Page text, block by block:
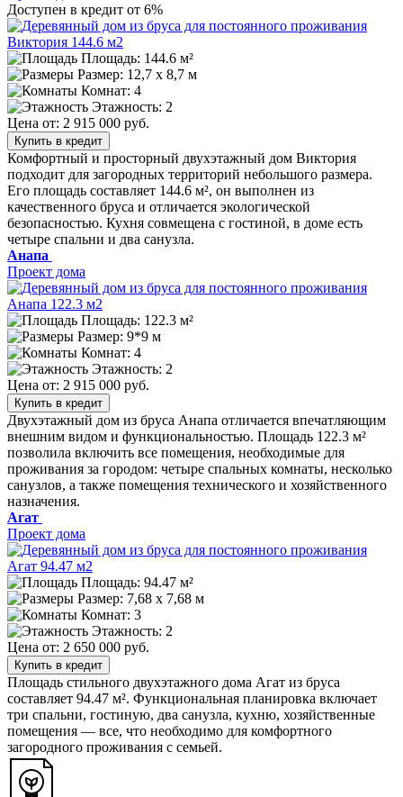
Доступен в кредит от 6%
Площадь: 144.6 м²
Размер: 12,7 х 8,7 м
Комнат: 4
Этажность: 2
Цена от: 2 915 000 руб.
Купить в кредит
Комфортный и просторный двухэтажный дом Виктория
подходит для загородных территорий небольшого размера.
Его площадь составляет 144.6 м², он выполнен из
качественного бруса и отличается экологической
безопасностью. Кухня совмещена с гостиной, в доме есть
четыре спальни и два санузла.
Анапа
Проект дома
Площадь: 122.3 м²
Размер: 9*9 м
Комнат: 4
Этажность: 2
Цена от: 2 915 000 руб.
Купить в кредит
Двухэтажный дом из бруса Анапа отличается впечатляющим
внешним видом и функциональностью. Площадь 122.3 м²
позволила включить все помещения, необходимые для
проживания за городом: четыре спальных комнаты, несколько
санузлов, а также помещения технического и хозяйственного
назначения.
Агат
Проект дома
Площадь: 94.47 м²
Размер: 7,68 х 7,68 м
Комнат: 3
Этажность: 2
Цена от: 2 650 000 руб.
Купить в кредит
Площадь стильного двухэтажного дома Агат из бруса
составляет 94.47 м². Функциональная планировка включает
три спальни, гостиную, два санузла, кухню, хозяйственные
помещения — все, что необходимо для комфортного
загородного проживания с семьей.